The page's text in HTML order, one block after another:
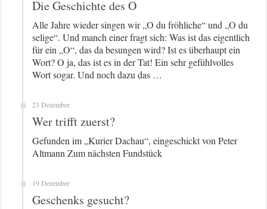
Die Geschichte des O
Alle Jahre wieder singen wir „O du fröhliche“ und „O du
selige“. Und manch einer fragt sich: Was ist das eigentlich
für ein „O“, das da besungen wird? Ist es überhaupt ein
Wort? O ja, das ist es in der Tat! Ein sehr gefühlvolles
Wort sogar. Und noch dazu das …
23 Dezember
Wer trifft zuerst?
Gefunden im „Kurier Dachau“, eingeschickt von Peter
Altmann Zum nächsten Fundstück
19 Dezember
Geschenks gesucht?